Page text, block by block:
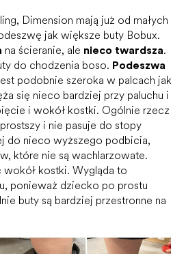
Dimension mają już od małych
jak większe buty Bobux.
na ścieranie, ale nieco twardsza.
do chodzenia boso. Podeszwa
podobnie szeroka w palcach jak
się nieco bardziej przy paluchu i
i wokół kostki. Ogólnie rzecz
i nie pasuje do stopy
do nieco wyższego podbicia,
które nie są wachlarzowate.
kostki. Wygląda to
ponieważ dziecko po prostu
buty są bardziej przestronne na